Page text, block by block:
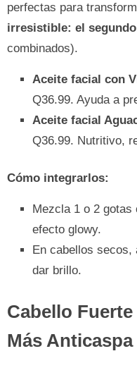
perfectas para
irresistible: el segundo
combinados).
Aceite facial con
Q36.99. Ayuda a
Aceite facial
Q36.99. Nutritivo,
Cómo integrarlos:
Mezcla 1 o 2 gotas
efecto glowy.
En cabellos secos,
dar brillo.
Cabello
Más Anticaspa